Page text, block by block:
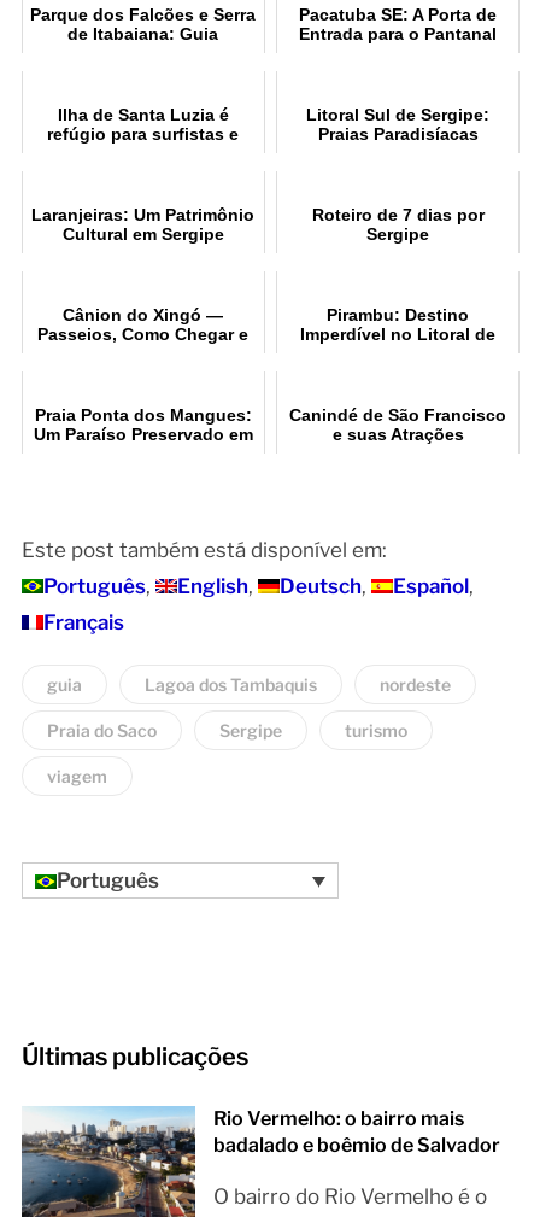
Parque dos Falcões e Serra
de Itabaiana: Guia
Pacatuba SE: A Porta de
Entrada para o Pantanal
Ilha de Santa Luzia é
refúgio para surfistas e
Litoral Sul de Sergipe:
Praias Paradisíacas
Laranjeiras: Um Patrimônio
Cultural em Sergipe
Roteiro de 7 dias por
Sergipe
Cânion do Xingó —
Passeios, Como Chegar e
Pirambu: Destino
Imperdível no Litoral de
Praia Ponta dos Mangues:
Um Paraíso Preservado em
Canindé de São Francisco
e suas Atrações
Este post também está disponível em:
Português
English Deutsch
Español
Français
guia Lagoa dos Tambaquis nordeste
Praia do Saco Sergipe turismo
viagem
Português
Últimas publicações
Rio Vermelho: o bairro mais
badalado e boêmio de Salvador
O bairro do Rio Vermelho é o